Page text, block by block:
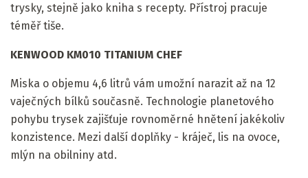
trysky, stejně jako kniha s recepty. Přístroj pracuje
téměř tiše.
KENWOOD KM010 TITANIUM CHEF
Miska o objemu 4,6 litrů vám umožní narazit až na 12
vaječných bílků současně. Technologie planetového
pohybu trysek zajišťuje rovnoměrné hnětení jakékoliv
konzistence. Mezi další doplňky - kráječ, lis na ovoce,
mlýn na obilniny atd.